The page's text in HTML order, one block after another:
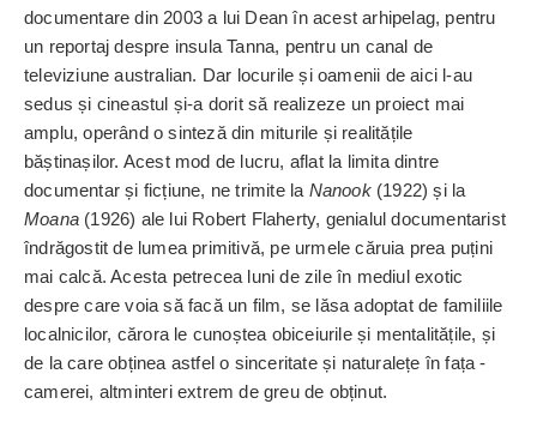
documentare din 2003 a lui Dean în acest arhipelag, pentru
un ­reportaj despre insula Tanna, pentru un canal de
televiziune australian. Dar locurile și oamenii de aici l-au
sedus și ­cineastul și-a dorit să realizeze un proiect mai
amplu, operând o sinteză din miturile și realitățile
băștinașilor. Acest mod de lucru, aflat la limita dintre
documentar și ficțiune, ne trimite la Nanook(1922) și la
Moana (1926) ale lui Robert Flaherty, genialul documentarist
îndrăgostit de lumea primitivă, pe urmele căruia prea puțini
mai calcă. Acesta petrecea luni de zile în mediul exotic
despre care voia să facă un film, se lăsa adoptat de familiile
­localnicilor, cărora le cunoștea obiceiurile și men­talitățile, și
de la care obținea astfel o sinceritate și naturalețe în fața ­
camerei, ­altminteri extrem de greu de obținut.